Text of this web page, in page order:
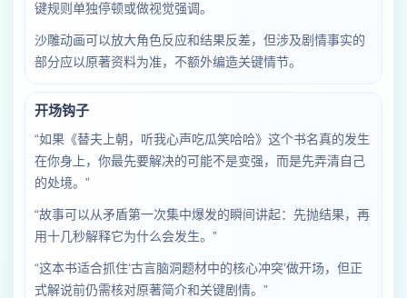
键规则单独停顿或做视觉强调。
沙雕动画可以放大角色反应和结果反差，但涉及剧情事实的
部分应以原著资料为准，不额外编造关键情节。
开场钩子
“如果《替夫上朝，听我心声吃瓜笑哈哈》这个书名真的发生
在你身上，你最先要解决的可能不是变强，而是先弄清自己
的处境。”
“故事可以从矛盾第一次集中爆发的瞬间讲起：先抛结果，再
用十几秒解释它为什么会发生。”
“这本书适合抓住‘古言脑洞题材中的核心冲突’做开场，但正
式解说前仍需核对原著简介和关键剧情。”